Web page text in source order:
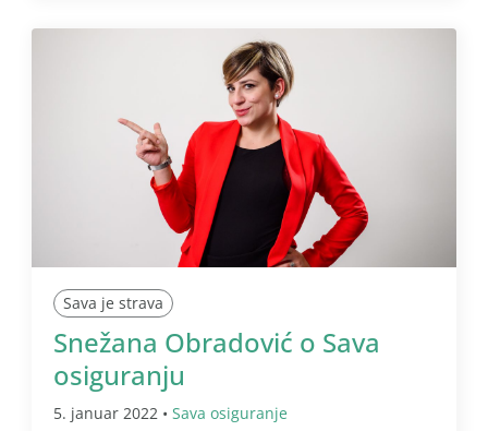
Sava je strava
Snežana Obradović o Sava
osiguranju
5. januar 2022 • Sava osiguranje